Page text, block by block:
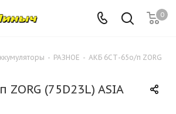
0
- РАЗНОЕ - АКБ 6СТ-65о/п ZORG
(75D23L) ASIA